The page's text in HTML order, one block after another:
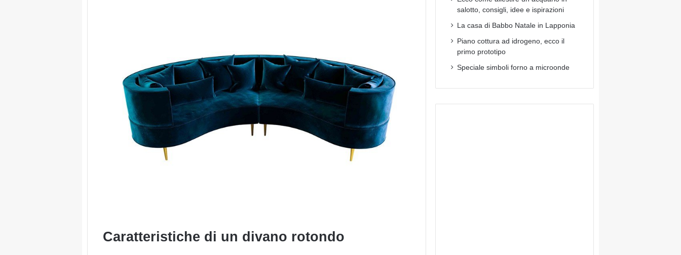
Caratteristiche di un divano rotondo
salotto, consigli, idee e ispirazioni
La casa di Babbo Natale in Lapponia
Piano cottura ad idrogeno, ecco il
primo prototipo
Speciale simboli forno a microonde